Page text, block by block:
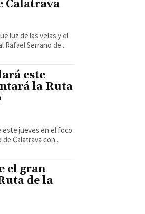
Calatrava
luz de las velas y el
Rafael Serrano de...
este
la Ruta
este jueves en el foco
Calatrava con...
el gran
de la